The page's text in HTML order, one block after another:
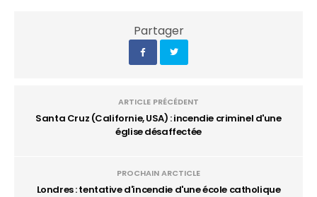
Partager
ARTICLE PRÉCÉDENT
Santa Cruz (Californie, USA) : incendie criminel d'une
église désaffectée
PROCHAIN ARCTICLE
Londres : tentative d'incendie d'une école catholique